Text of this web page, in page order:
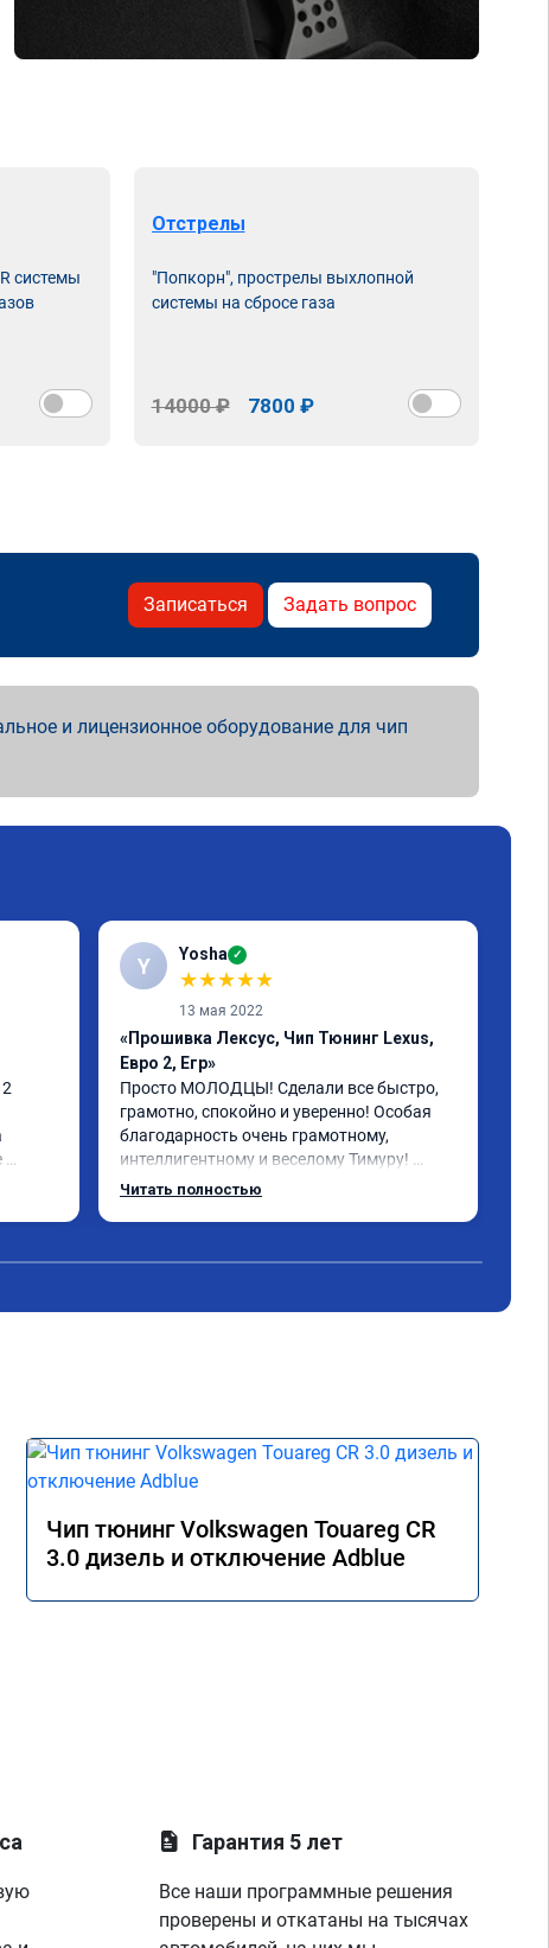
системы
Отстрелы
"Попкорн", прострелы выхлопной
системы на сбросе газа
14000 ₽ 7800 ₽
Записаться Задать вопрос
и лицензионное оборудование для чип
и за
Y Yosha ✓
★★★★★
13 мая 2022
«Прошивка Лексус, Чип Тюнинг Lexus,
Евро 2, Егр»
Просто МОЛОДЦЫ! Сделали все быстро,
грамотно, спокойно и уверенно! Особая
благодарность очень грамотному,
интеллигентному и веселому Тимуру!
Ребята профессионалы! Lexus GX-460
Читать полностью
Чип тюнинг Volkswagen Touareg CR
3.0 дизель и отключение Adblue
Гарантия 5 лет
Все наши программные решения
проверены и откатаны на тысячах